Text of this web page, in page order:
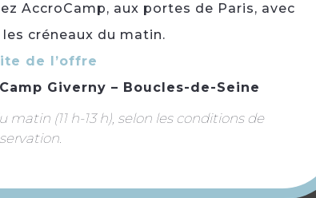
Michel, Bords de Seine, Panorama sur la
Château de la Sergenterie.
AccroCamp, aux portes de Paris, avec
les créneaux du matin.
de l’offre
Giverny – Boucles-de-Seine
(11 h-13 h), selon les conditions de